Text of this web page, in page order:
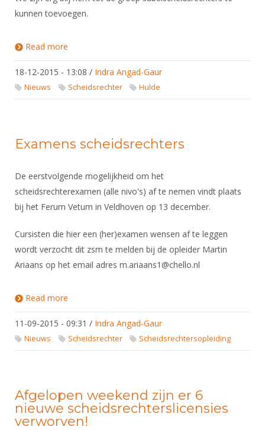
kunnen toevoegen.
Read more
18-12-2015 - 13:08 / Indra Angad-Gaur
Nieuws Scheidsrechter Hulde
Examens scheidsrechters
De eerstvolgende mogelijkheid om het
scheidsrechterexamen (alle nivo's) af te nemen vindt plaats
bij het Ferum Vetum in Veldhoven op 13 december.
Cursisten die hier een (her)examen wensen af te leggen
wordt verzocht dit zsm te melden bij de opleider Martin
Ariaans op het email adres m.ariaans1@chello.nl
Read more
11-09-2015 - 09:31 / Indra Angad-Gaur
Nieuws Scheidsrechter Scheidsrechtersopleiding
Afgelopen weekend zijn er 6
nieuwe scheidsrechterslicensies
verworven!